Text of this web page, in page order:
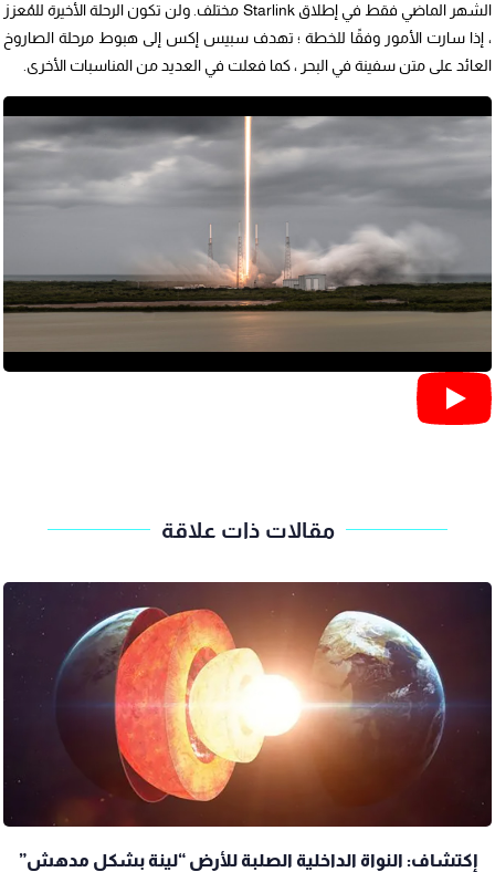
الشهر الماضي فقط في إطلاق Starlink مختلف. ولن تكون الرحلة الأخيرة للمُعزز
، إذا سارت الأمور وفقًا للخطة ؛ تهدف سبيس إكس إلى هبوط مرحلة الصاروخ
العائد على متن سفينة في البحر ، كما فعلت في العديد من المناسبات الأخرى.
مقالات ذات علاقة
إكتشاف: النواة الداخلية الصلبة للأرض “لينة بشكل مدهش”